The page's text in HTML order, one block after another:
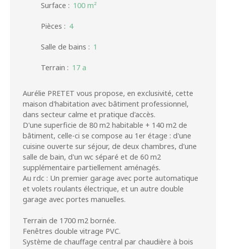
Surface : 100 m²
Pièces : 4
Salle de bains : 1
Terrain : 17 a
Aurélie PRETET vous propose, en exclusivité, cette
maison d'habitation avec bâtiment professionnel,
dans secteur calme et pratique d'accès.
D'une superficie de 80 m2 habitable + 140 m2 de
bâtiment, celle-ci se compose au 1er étage : d'une
cuisine ouverte sur séjour, de deux chambres, d'une
salle de bain, d'un wc séparé et de 60 m2
supplémentaire partiellement aménagés.
Au rdc : Un premier garage avec porte automatique
et volets roulants électrique, et un autre double
garage avec portes manuelles.
Terrain de 1700 m2 bornée.
Fenêtres double vitrage PVC.
Système de chauffage central par chaudière à bois